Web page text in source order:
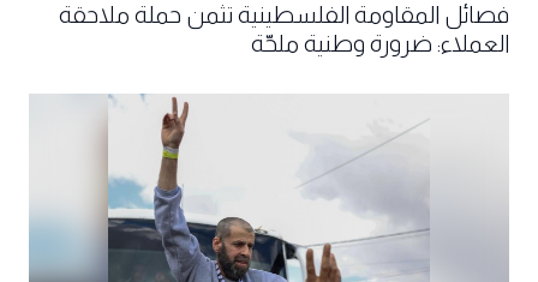
فصائل المقاومة الفلسطينية تثمن حملة ملاحقة
العملاء: ضرورة وطنية ملحّة